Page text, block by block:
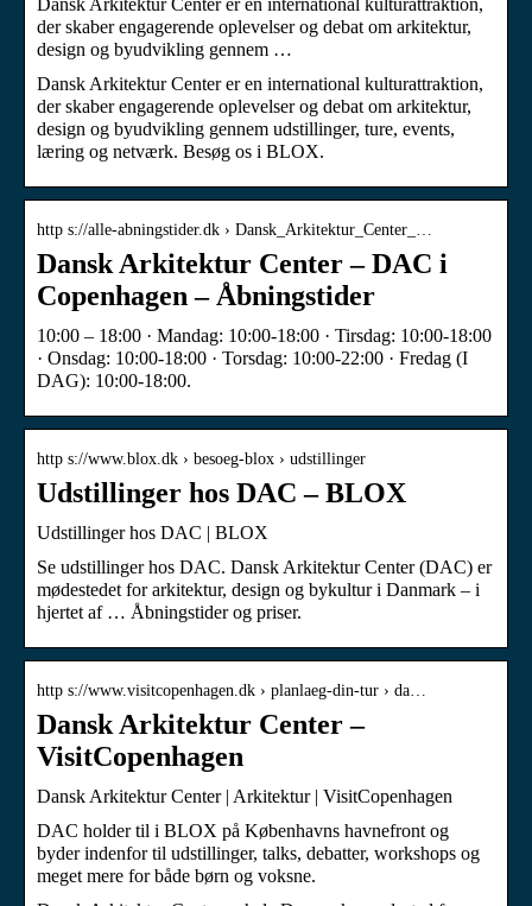
der skaber engagerende oplevelser og debat om arkitektur,
design og byudvikling gennem …
Dansk Arkitektur Center er en international kulturattraktion,
der skaber engagerende oplevelser og debat om arkitektur,
design og byudvikling gennem udstillinger, ture, events,
læring og netværk. Besøg os i BLOX.
http s://alle-abningstider.dk › Dansk_Arkitektur_Center_…
Dansk Arkitektur Center – DAC i
Copenhagen – Åbningstider
10:00 – 18:00 · Mandag: 10:00-18:00 · Tirsdag: 10:00-18:00
· Onsdag: 10:00-18:00 · Torsdag: 10:00-22:00 · Fredag (I
DAG): 10:00-18:00.
http s://www.blox.dk › besoeg-blox › udstillinger
Udstillinger hos DAC – BLOX
Udstillinger hos DAC | BLOX
Se udstillinger hos DAC. Dansk Arkitektur Center (DAC) er
mødestedet for arkitektur, design og bykultur i Danmark – i
hjertet af … Åbningstider og priser.
http s://www.visitcopenhagen.dk › planlaeg-din-tur › da…
Dansk Arkitektur Center –
VisitCopenhagen
Dansk Arkitektur Center | Arkitektur | VisitCopenhagen
DAC holder til i BLOX på Københavns havnefront og
byder indenfor til udstillinger, talks, debatter, workshops og
meget mere for både børn og voksne.